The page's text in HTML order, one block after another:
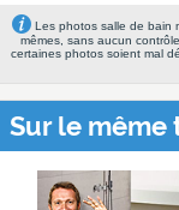
Les photos salle de bain
mêmes, sans aucun
certaines photos soient mal
Sur le même